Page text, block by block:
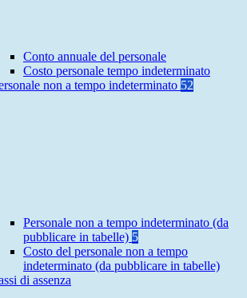
Conto annuale del personale
Costo personale tempo indeterminato
non a tempo indeterminato 52
Personale non a tempo indeterminato (da
pubblicare in tabelle) 5
Costo del personale non a tempo
indeterminato (da pubblicare in tabelle)
di assenza